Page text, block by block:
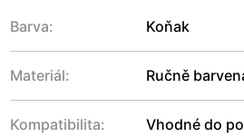
Barva: Koňak
Materiál: Ručně
Kompatibilita: Vhodné do